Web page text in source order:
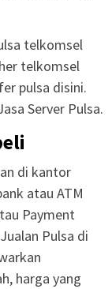
telkomsel
telkomsel
pulsa disini.
Server Pulsa.
di kantor
atau ATM
Payment
Pulsa di
harga yang